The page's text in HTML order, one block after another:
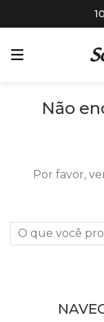
Não
Por favor,
O que você